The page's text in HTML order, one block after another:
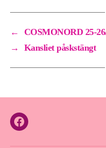
←
COSMONORD 25-
→
Kansliet påskstängt
Facebook